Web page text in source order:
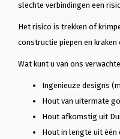
slechte verbindingen een
Het risico is trekken of
constructie piepen en
Wat kunt u van ons
Ingenieuze designs
Hout van uitermate
Hout afkomstig uit
Hout in lengte uit één